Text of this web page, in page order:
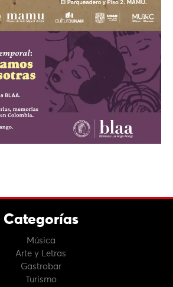
Categorías
Música
Arte y Letras
Gastrobar
Turismo